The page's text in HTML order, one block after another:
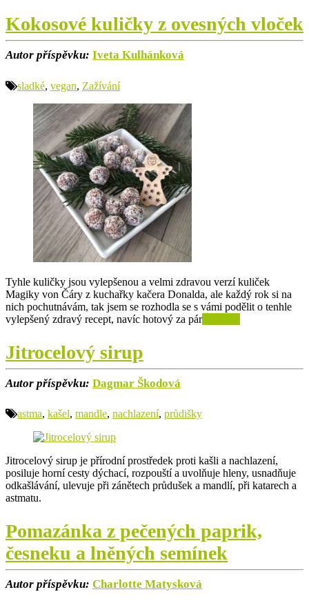
Kokosové kuličky z ovesných vloček
Autor příspěvku: Iveta Kulhánková
sladké, vegan, Zažívání
Tyhle kuličky jsou vylepšenou a velmi zdravou verzí kuliček
Magiky von Čáry z kuchařky kačera Donalda, ale každý rok si na
nich pochutnávám, tak jsem se rozhodla se s vámi podělit o tenhle
vylepšený zdravý recept, navíc hotový za pár
Jitrocelový sirup
Autor příspěvku: Dagmar Škodová
astma, kašel, mandle, nachlazení, průdišky
Jitrocelový sirup je přírodní prostředek proti kašli a nachlazení,
posiluje horní cesty dýchací, rozpouští a uvolňuje hleny, usnadňuje
odkašlávání, ulevuje při zánětech průdušek a mandlí, při katarech a
astmatu.
Pomazánka z pečených paprik,
česneku a lněných semínek
Autor příspěvku: Charlotte Matysková